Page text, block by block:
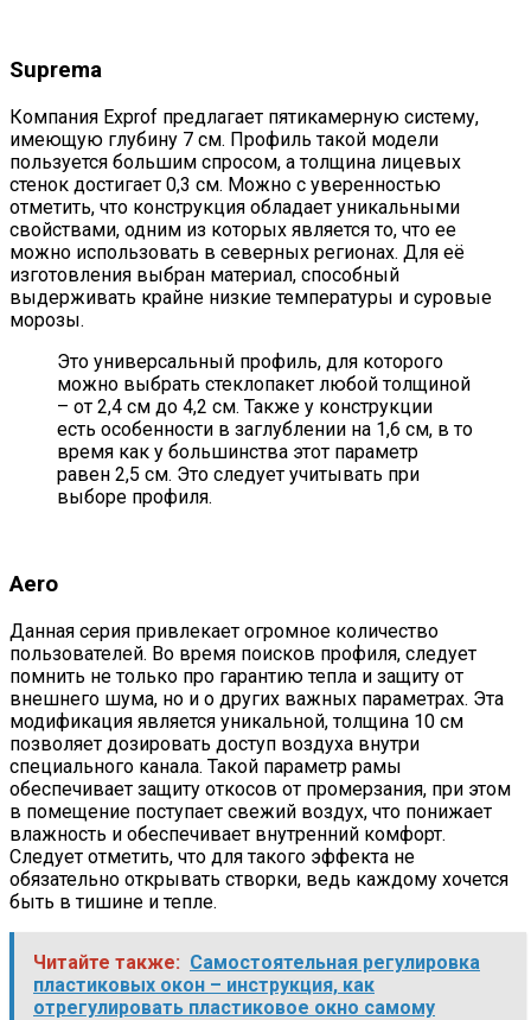
Suprema
Компания Exprof предлагает пятикамерную систему,
имеющую глубину 7 см. Профиль такой модели
пользуется большим спросом, а толщина лицевых
стенок достигает 0,3 см. Можно с уверенностью
отметить, что конструкция обладает уникальными
свойствами, одним из которых является то, что ее
можно использовать в северных регионах. Для её
изготовления выбран материал, способный
выдерживать крайне низкие температуры и суровые
морозы.
Это универсальный профиль, для которого
можно выбрать стеклопакет любой толщиной
– от 2,4 см до 4,2 см. Также у конструкции
есть особенности в заглублении на 1,6 см, в то
время как у большинства этот параметр
равен 2,5 см. Это следует учитывать при
выборе профиля.
Aero
Данная серия привлекает огромное количество
пользователей. Во время поисков профиля, следует
помнить не только про гарантию тепла и защиту от
внешнего шума, но и о других важных параметрах. Эта
модификация является уникальной, толщина 10 см
позволяет дозировать доступ воздуха внутри
специального канала. Такой параметр рамы
обеспечивает защиту откосов от промерзания, при этом
в помещение поступает свежий воздух, что понижает
влажность и обеспечивает внутренний комфорт.
Следует отметить, что для такого эффекта не
обязательно открывать створки, ведь каждому хочется
быть в тишине и тепле.
Читайте также: Самостоятельная регулировка
пластиковых окон – инструкция, как
отрегулировать пластиковое окно самому